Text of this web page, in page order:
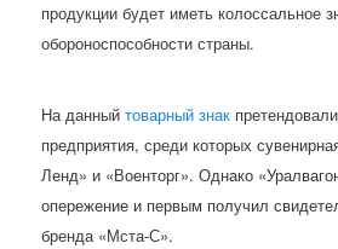
продукции будет иметь колоссальное
обороноспособности страны.
На данныйтоварный знак
предприятия, среди которых
Ленд» и «Военторг». Однако
опережение и первым получил
бренда «Мста-С».